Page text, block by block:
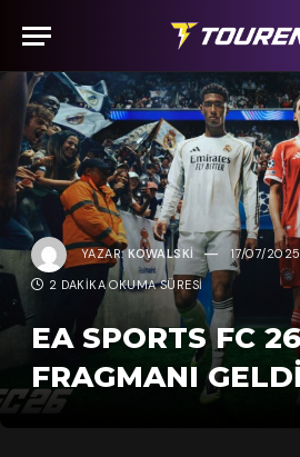
YAZAR: KOWALSKI 17/07/2025
2 DAKIKA OKUMA SÜRESI
EA SPORTS FC
FRAGMANI GELDI